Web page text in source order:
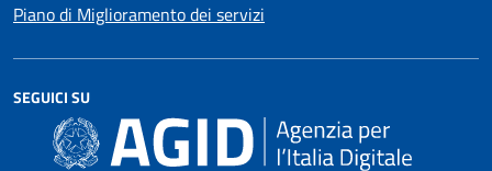
Piano di Miglioramento dei servizi
SEGUICI SU